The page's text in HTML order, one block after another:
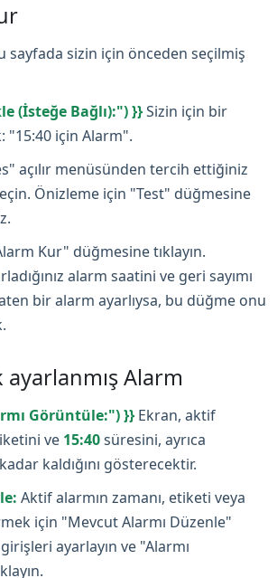
sayfada sizin için önceden seçilmiş
(İsteğe Bağlı):") }}Sizin için bir
"15:40 için Alarm".
açılır menüsünden tercih ettiğiniz
Önizleme için "Test" düğmesine
Kur" düğmesine tıklayın.
alarm saatini ve geri sayımı
bir alarm ayarlıysa, bu düğme onu
ayarlanmış Alarm
Görüntüle:") }} Ekran, aktif
ve 15:40süresini, ayrıca
kaldığını gösterecektir.
Aktif alarmın zamanı, etiketi veya
için "Mevcut Alarmı Düzenle"
ayarlayın ve "Alarmı